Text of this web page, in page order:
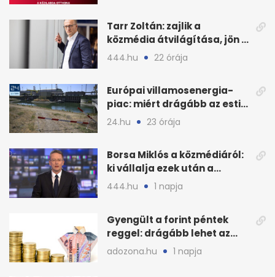
Tarr Zoltán: zajlik a
közmédia átvilágítása, jön a
nyilvános véleményezés
444.hu 22 órája
Európai villamosenergia-
piac: miért drágább az esti
áram Magyarországon
24.hu 23 órája
Borsa Miklós a közmédiáról:
ki vállalja ezek után a
munkát?
444.hu 1 napja
Gyengült a forint péntek
reggel: drágább lehet az
euró és a dollár
adozona.hu 1 napja